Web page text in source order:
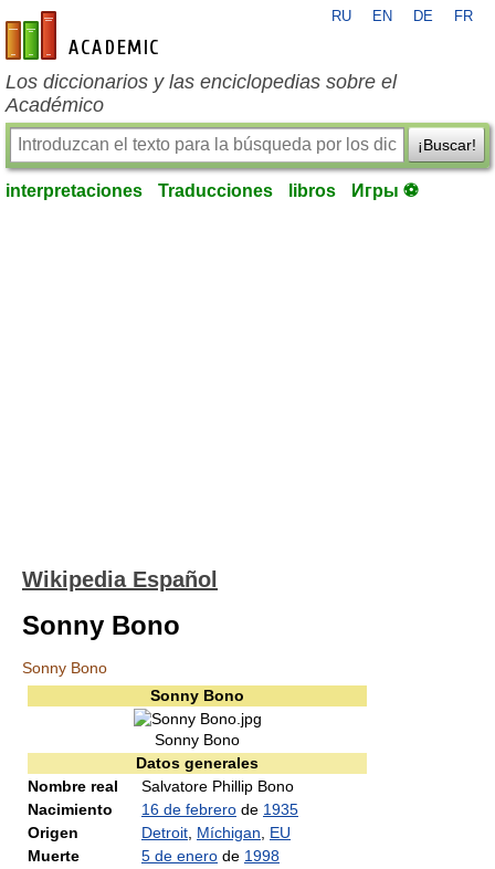
es-academic.com
RU EN DE FR
Los diccionarios y las enciclopedias sobre el
Académico
¡Buscar!
interpretaciones Traducciones libros Игры ⚽
Wikipedia Español
Sonny Bono
Sonny Bono
Sonny Bono
Sonny Bono
Datos generales
Nombre real
Salvatore Phillip Bono
Nacimiento
16 de febrero de 1935
Origen
Detroit Míchigan
EU
Muerte
5 de enero de 1998